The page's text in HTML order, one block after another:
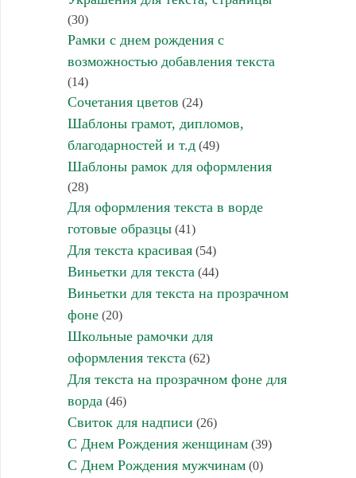
(30)
Рамки с днем рождения с
возможностью добавления текста
(14)
Сочетания цветов (24)
Шаблоны грамот, дипломов,
благодарностей и т.д(49)
Шаблоны рамок для оформления
(28)
Для оформления текста в ворде
готовые образцы(41)
Для текста красивая(54)
Виньетки для текста (44)
Виньетки для текста на прозрачном
фоне(20)
Школьные рамочки для
оформления текста (62)
Для текста на прозрачном фоне для
ворда (46)
Свиток для надписи (26)
С Днем Рождения женщинам(39)
С Днем Рождения мужчинам(0)